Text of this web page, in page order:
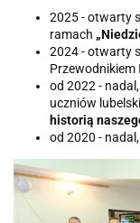
2025 - otwarty
ramach
2024 - otwarty
Przewodnikiem
od 2022 -
uczniów
historią
od 2020 -